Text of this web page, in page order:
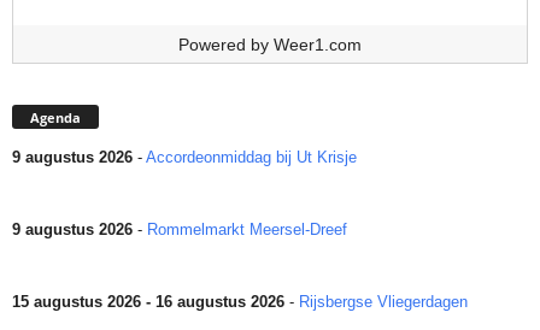
Powered by Weer1.com
Agenda
9 augustus 2026 - Accordeonmiddag bij Ut Krisje
9 augustus 2026 - Rommelmarkt Meersel-Dreef
15 augustus 2026 - 16 augustus 2026 - Rijsbergse Vliegerdagen